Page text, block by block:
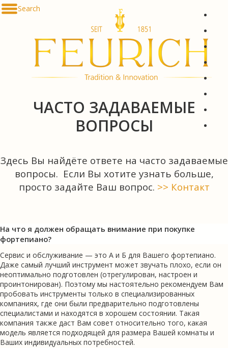
Skip to content
Search
ЧАСТО ЗАДАВАЕМЫЕ
ВОПРОСЫ
Здесь Вы найдёте ответе на часто задаваемые
вопросы. Если Вы хотите узнать больше,
просто задайте Ваш вопрос. >> Контакт
На что я должен обращать внимание при покупке
фортепиано?
Сервис и обслуживание — это A и Б для Вашего фортепиано.
Даже самый лучший инструмент может звучать плохо, если он
неоптимально подготовлен (отрегулирован, настроен и
проинтонирован). Поэтому мы настоятельно рекомендуем Вам
пробовать инструменты только в специализированных
компаниях, где они были предварительно подготовлены
специалистами и находятся в хорошем состоянии. Такая
компания также даст Вам совет относительно того, какая
модель является подходящей для размера Вашей комнаты и
Ваших индивидуальных потребностей.